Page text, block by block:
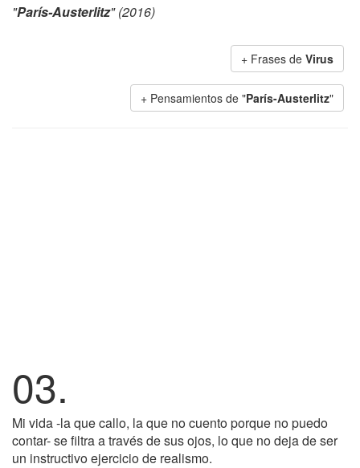
"París-Austerlitz" (2016)
+ Frases de Virus
+ Pensamientos de "París-Austerlitz"
03.
Mi vida -la que callo, la que no cuento porque no puedo
contar- se filtra a través de sus ojos, lo que no deja de ser
un instructivo ejercicio de realismo.